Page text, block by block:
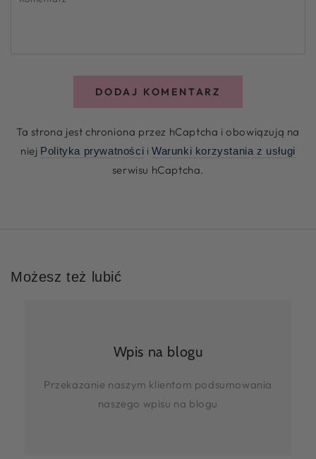
DODAJ KOMENTARZ
Ta strona jest chroniona przez hCaptcha i obowiązują na
niej Polityka prywatności i Warunki korzystania z usługi
serwisu hCaptcha.
Możesz też lubić
Wpis na blogu
Przekazanie naszym klientom podsumowania
naszego wpisu na blogu